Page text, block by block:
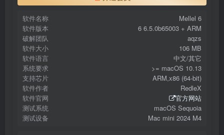
软件名称
Mellel 6
软件版本
6 6.5.0b65003 + ARM
破解团队
aqzs
软件大小
106 MB
软件语言
中文/其它
系统要求
>= macOS 10.13
支持芯片
ARM,x86 (64-bit)
软件作者
RedleX
软件官网
官方网站
测试系统
macOS Sequoia
测试设备
Mac mini 2024 M4